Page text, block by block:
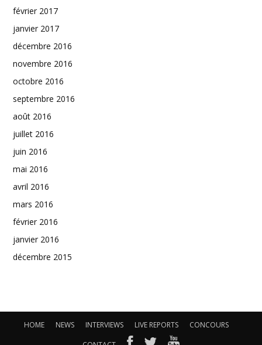
février 2017
janvier 2017
décembre 2016
novembre 2016
octobre 2016
septembre 2016
août 2016
juillet 2016
juin 2016
mai 2016
avril 2016
mars 2016
février 2016
janvier 2016
décembre 2015
HOME NEWS INTERVIEWS LIVE REPORTS
CONCOURS